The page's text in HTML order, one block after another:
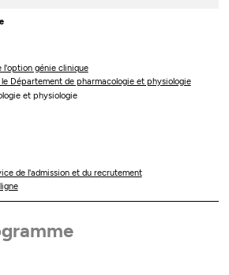
l'option génie clinique
Département de pharmacologie et physiologie
et physiologie
de l'admission et du recrutement